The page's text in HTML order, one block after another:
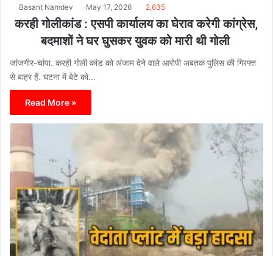
Basant Namdev May 17, 2026 2,635
करही गोलीकांड : एसपी कार्यालय का घेराव करेगी कांग्रेस,
बदमाशों ने घर घुसकर युवक को मारी थी गोली
जांजगीर-चांपा. करही गोली कांड को अंजाम देने वाले आरोपी अबतक पुलिस की गिरफ्त
से बाहर हैं. घटना में बेटे को…
Read More »